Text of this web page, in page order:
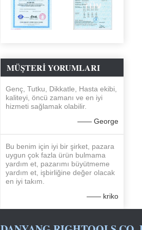
MÜŞTERI YORUMLARI
Genç, Tutku, Dikkatle, Hasta ekibi,
kaliteyi, öncü zamanı ve en iyi
hizmeti sağlamak olabilir.
—— George
Bu benim için iyi bir şirket, pazara
uygun çok fazla ürün bulmama
yardım et, pazarımı büyütmeme
yardım et, işbirliğine değer olacak
en iyi takım.
—— kriko